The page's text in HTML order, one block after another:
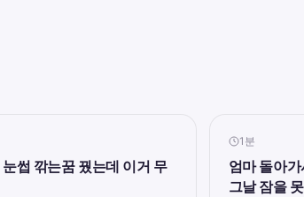
썹 깎는꿈 꿨는데 이거 무
1분
엄마 돌아
그날 잠을